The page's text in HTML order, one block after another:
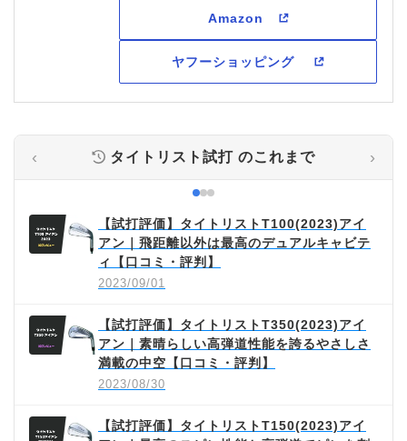
‹ タイトリスト試打 のこれまで ›
【試打評価】タイトリストT100(2023)アイ
アン｜飛距離以外は最高のデュアルキャビテ
ィ【口コミ・評判】
2023/09/01
【試打評価】タイトリストT350(2023)アイ
アン｜素晴らしい高弾道性能を誇るやさしさ
満載の中空【口コミ・評判】
2023/08/30
【試打評価】タイトリストT150(2023)アイ